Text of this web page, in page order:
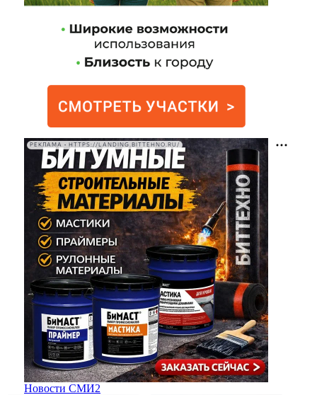
РЕКЛАМА • HTTPS://LANDING.BITTEHNO.RU/
Новости СМИ2